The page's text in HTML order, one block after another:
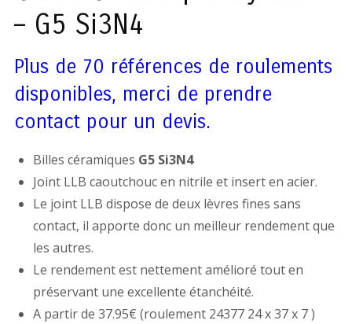
– G5 Si3N4
Plus de 70 références de roulements
disponibles, merci de prendre
contact pour un devis.
Billes céramiques G5 Si3N4
Joint LLB caoutchouc en nitrile et insert en acier.
Le joint LLB dispose de deux lèvres fines sans
contact, il apporte donc un meilleur rendement que
les autres.
Le rendement est nettement amélioré tout en
préservant une excellente étanchéité.
A partir de 37.95€ (roulement 24377 24 x 37 x 7 )